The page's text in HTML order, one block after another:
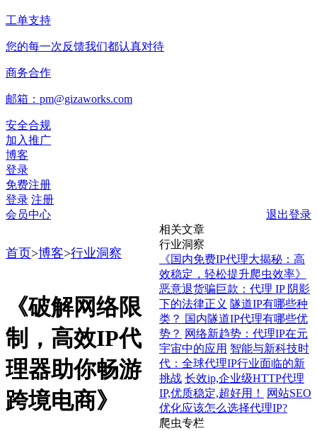
工单支持
您的每一次反馈我们都认真对待
商务合作
邮箱：pm@gizaworks.com
安全合规
加入推广
博客
登录
免费注册
登录 注册
会员中心
退出登录
首页>博客>行业洞察
《破解网络限
制，高效IP代
理器助你畅游
跨境电商》
相关文章
行业洞察
《国内免费IP代理大揭秘：高
效稳定，轻松提升爬虫效率》
恶意退货骗巨款：代理 IP 阴影
下的法律正义 隧道IP有哪些种
类？ 国内隧道IP代理有哪些优
势？ 网络新趋势：代理IP在元
宇宙中的应用 智能与新科技时
代：全球代理IP行业面临的新
挑战 长效ip,企业级HTTP代理
IP,优质稳定,超好用！
网站SEO
优化应该怎么选择代理IP?
爬虫专栏